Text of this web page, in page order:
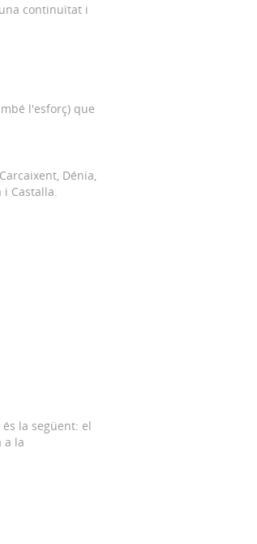
continuïtat i
l'esforç) que
Dénia,
Castalla.
la següent: el
a la